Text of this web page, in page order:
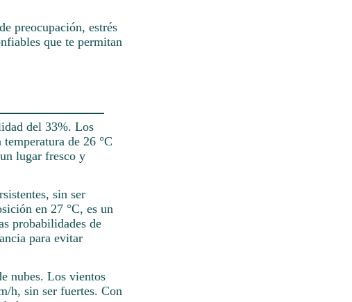
preocupación, estrés
que te permitan
del 33%. Los
de 26 °C
lugar fresco y
sin ser
en 27 °C, es un
probabilidades de
para evitar
nubes. Los vientos
h, sin ser fuertes. Con